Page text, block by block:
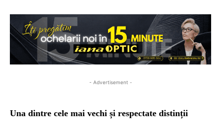
- Advertisement -
Una dintre cele mai vechi și respectate distinții